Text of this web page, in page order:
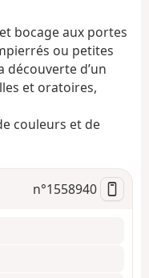
v
bocage aux portes
ou petites
d’un
et oratoires,
couleurs et de
n°1558940